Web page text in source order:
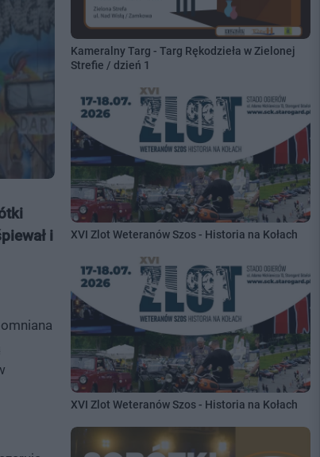
i
Kameralny Targ - Targ Rękodzieła w Zielonej
Strefie / dzień 1
XVI Zlot Weteranów Szos - Historia na Kołach
XVI Zlot Weteranów Szos - Historia na Kołach